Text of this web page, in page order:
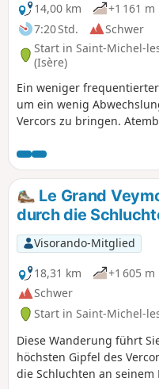
14,00 km
+1 161 m
7:20 Std.
Schwer
Start in Saint-Michel-
(Isère)
Ein weniger
um ein wenig
Vercors zu bringen.
Beginn der Wanderung
dominiert. Murmeltier,
Sie nach dem Aufstieg
Wanderung ist für Hunde
Naturschutzgebiet der
Le Grand
durch die
Visorando-Mitglied
18,31 km
+1 605 m
Schwer
Start in Saint-Michel-
Diese Wanderung führt
höchsten Gipfel des
die Schluchten an